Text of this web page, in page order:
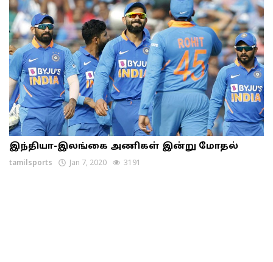
இந்தியா-இலங்கை அணிகள் இன்று மோதல்
tamilsports Jan 7, 2020 3191